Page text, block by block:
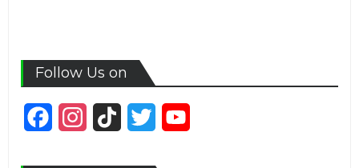
Follow Us on
FacebookInstagram
TikTok Twitter